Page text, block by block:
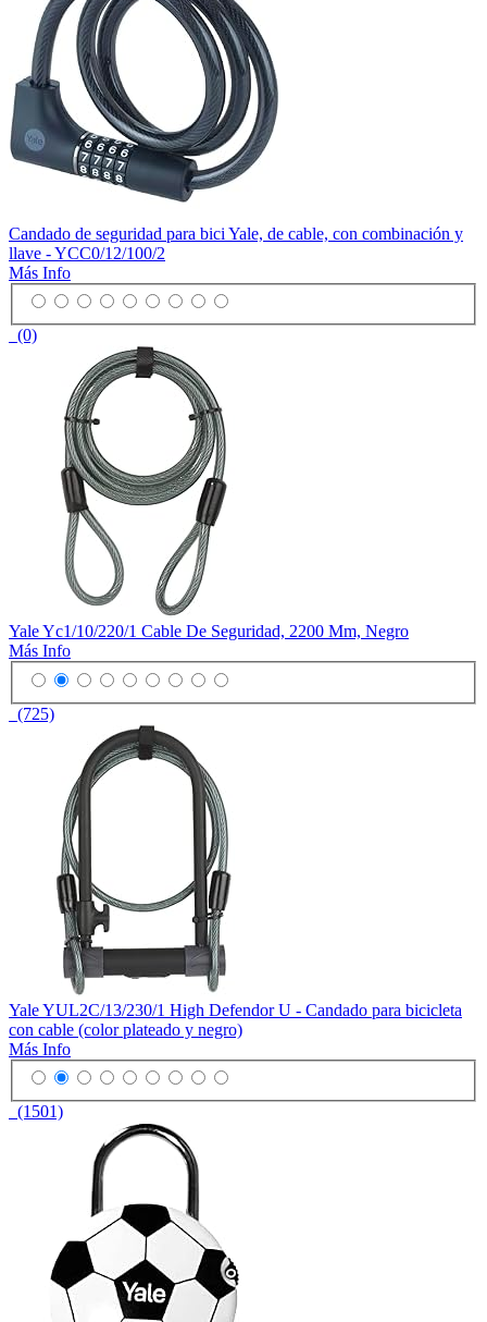
Candado de seguridad para bici Yale, de cable, con combinación y
llave - YCC0/12/100/2
Más Info
(0)
Yale Yc1/10/220/1 Cable De Seguridad, 2200 Mm, Negro
Más Info
(725)
Yale YUL2C/13/230/1 High Defendor U - Candado para bicicleta
con cable (color plateado y negro)
Más Info
(1501)